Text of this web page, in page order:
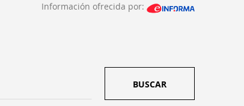
Información ofrecida por:
BUSCAR